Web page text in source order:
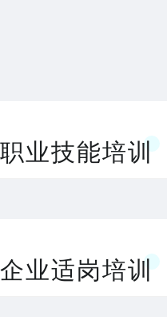
职业技能培训
企业适岗培训